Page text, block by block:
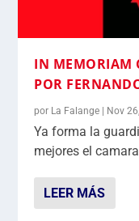
IN MEMORIAM
POR
por La Falange | Nov
Ya forma la
mejores el
LEER MÁS